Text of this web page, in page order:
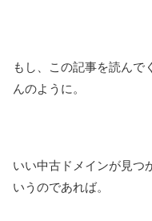
もし、この記事を読んで
んのように。
いい中古ドメインが見つ
いうのであれば。